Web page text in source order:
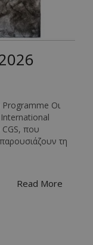
Οι
International
που
τη
Read More
embedded
new or old